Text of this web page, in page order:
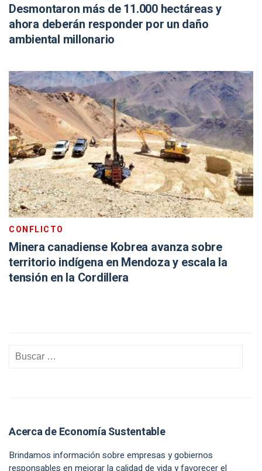
Desmontaron más de 11.000 hectáreas y
ahora deberán responder por un daño
ambiental millonario
CONFLICTO
Minera canadiense Kobrea avanza sobre
territorio indígena en Mendoza y escala la
tensión en la Cordillera
Acerca de Economía Sustentable
Brindamos información sobre empresas y gobiernos
responsables en mejorar la calidad de vida y favorecer el